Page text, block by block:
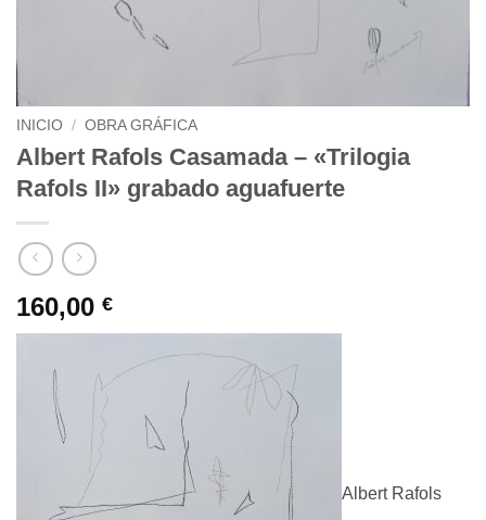
INICIO / OBRA GRÁFICA
Albert Rafols Casamada – «Trilogia
Rafols II» grabado aguafuerte
160,00 €
Albert Rafols